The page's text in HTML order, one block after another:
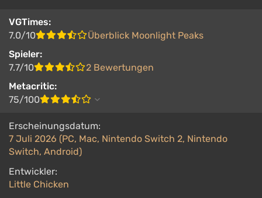
VGTimes:
7.0/10
Überblick Moonlight Peaks
Spieler:
7.7/10
2 Bewertungen
Metacritic:
75/100
Erscheinungsdatum:
7 Juli 2026 (PC, Mac, Nintendo Switch 2, Nintendo
Switch, Android)
Entwickler:
Little Chicken